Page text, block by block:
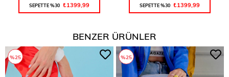
SEPETTE %30 ₺1399,99 SEPETTE %30 ₺1399,99
BENZER ÜRÜNLER
%25 %25